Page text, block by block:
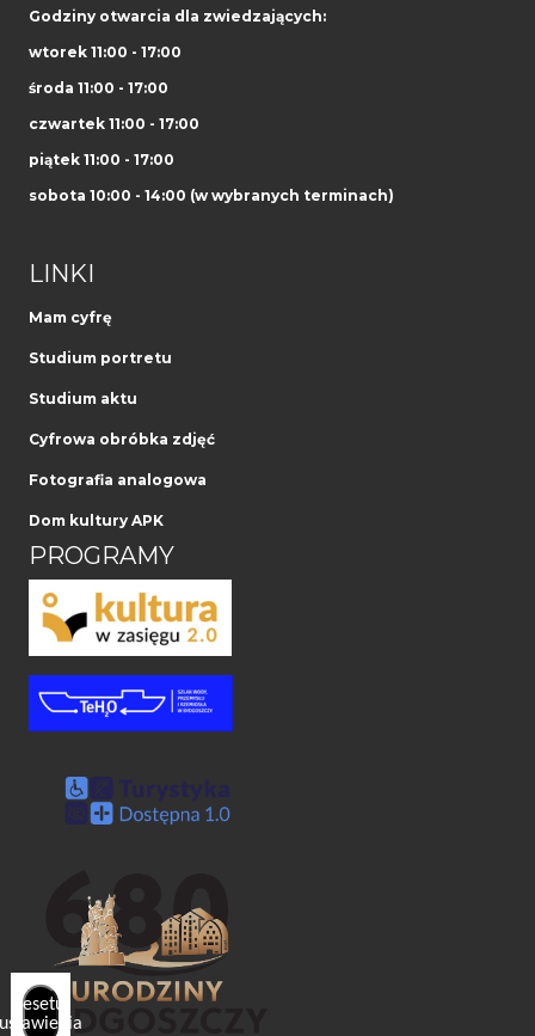
Godziny otwarcia dla zwiedzających:
wtorek 11:00 - 17:00
środa 11:00 - 17:00
czwartek 11:00 - 17:00
piątek 11:00 - 17:00
sobota 10:00 - 14:00 (w wybranych terminach)
LINKI
Mam cyfrę
Studium portretu
Studium aktu
Cyfrowa obróbka zdjęć
Fotografia analogowa
Dom kultury APK
PROGRAMY
Resetuj
ustawienia